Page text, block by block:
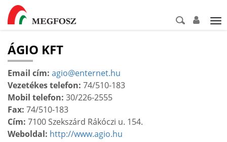
ÁGIO KFT
Email cím: agio@enternet.hu
Vezetékes telefon: 74/510-183
Mobil telefon: 30/226-2555
Fax: 74/510-183
Cím: 7100 Szekszárd Rákóczi u. 154.
Weboldal: http://www.agio.hu